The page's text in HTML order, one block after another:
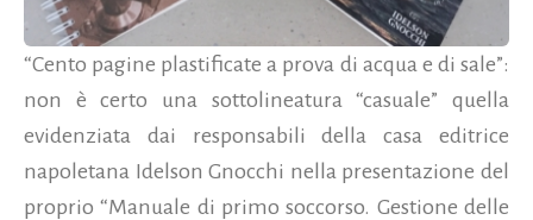
“Cento pagine plastificate a prova di acqua e di sale”:
non è certo una sottolineatura “casuale” quella
evidenziata dai responsabili della casa editrice
napoletana Idelson Gnocchi nella presentazione del
proprio “Manuale di primo soccorso. Gestione delle